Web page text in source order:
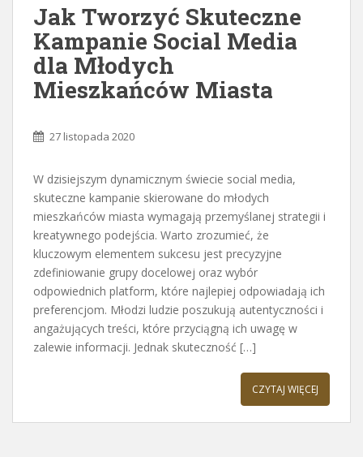
Jak Tworzyć Skuteczne
Kampanie Social Media
dla Młodych
Mieszkańców Miasta
27 listopada 2020
W dzisiejszym dynamicznym świecie social media,
skuteczne kampanie skierowane do młodych
mieszkańców miasta wymagają przemyślanej strategii i
kreatywnego podejścia. Warto zrozumieć, że
kluczowym elementem sukcesu jest precyzyjne
zdefiniowanie grupy docelowej oraz wybór
odpowiednich platform, które najlepiej odpowiadają ich
preferencjom. Młodzi ludzie poszukują autentyczności i
angażujących treści, które przyciągną ich uwagę w
zalewie informacji. Jednak skuteczność […]
CZYTAJ WIĘCEJ